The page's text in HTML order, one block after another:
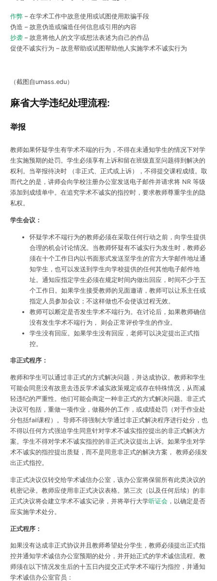
作弊– 在学术工作中故意使用或试图使用欺骗手段
伪造 – 故意伪造或编造任何信息或引用的内容
抄袭– 故意将他人的文字或想法表述为自己的作品
促使不诚实行为 – 故意帮助或试图帮助他人实施学术不诚实行为
（截图自umass.edu）
麻省大学违纪处理流程:
举报
教师如果怀疑学生有学术不端的行为，不得在未通知学生的情况下对学
生实施预期的处罚。学生必须享有上诉和留在班级直至问题得到解决的
权利。当举报待决时 （非正式、正式或上诉），不得提交课程成绩。取
而代之的是，讲师会向学校注册办公室发送电子邮件并请求将 NR 等级
添加到成绩单中。在追究学术不诚实的指控时，要求教师尊重学生的隐
私权。
学生会议：
怀疑学术不端行为的教师必须在采取任何行动之前，向学生提供
合理的机会讨论情况。当教师怀疑有不诚实行为发生时，教师必
须在十个工作日内以书面形式发送至学生的官方大学邮件地址通
知学生，也可以发送到学生向学校提供的任何其他电子邮件地
址。通知应指定学生必须在规定时间内做出回应，时间不少于五
个工作日。如果学生接受教师的见面邀请，教师可以让系主任或
指定人员参加会议；不这样做也不会使该过程无效。
教师可以断定是否发生学术不端行为。在讨论后，如果教师确信
没有发生学术不端行为， 则会正常评价学生的作业。
学生没有回应。如果学生没有回应，老师可以决定提出正式指
控。
非正式程序：
教师和学生可以通过非正式的方式解决问题，并达成协议。教师和学生
可能会同意没有故意去违反学术诚实政策规定或存在特殊情况，从而减
轻违纪的严重性。他们可能会商定一种非正式的方式解决问题。非正式
决议可包括，重做一项作业，做额外的工作，或成绩处罚（对于作业处
分包括fail课程）。导师不得强制大学通过非正式解决程序进行处分，也
不得以任何方式强迫学生同意针对学术不诚实指控提出的非正式解决方
案。学生不得对学术不诚实指控的非正式决议提出上诉。如果学生对学
术不诚实的指控提出质疑，而不是同意非正式的解决方案， 教师必须发
出正式指控。
非正式决议仅转交给学术诚信办公室，该办公室将保留所有此类决议的
机密记录。教师应使用非正式决议表格。第三次（以及任何后续）的非
正式决议将会建立学术不诚实记录，并将举行大学听证会 ，以确定是否
应实施学术处分。
正式程序：
如果没有达成非正式协议并且教师希望处分学生，教师必须提出正式指
控并通知学术诚信办公室预期的处分，并开始正式的学术诚信流程。教
师须在以下情况发生后的十五日内提交正式学术不端行为指控，并通知
学术诚信办公室官员：